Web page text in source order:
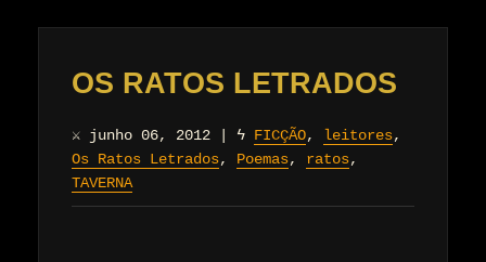
OS RATOS LETRADOS
⚔ junho 06, 2012 ϟ FICÇÃO, leitores,
Os Ratos Letrados, Poemas, ratos,
TAVERNA